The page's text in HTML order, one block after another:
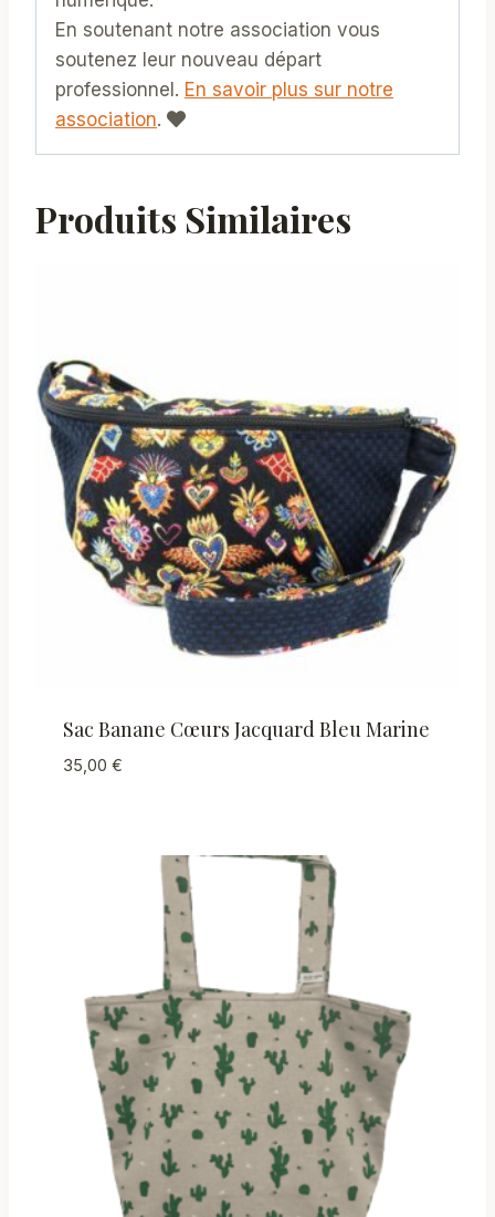
En soutenant notre association vous
soutenez leur nouveau départ
professionnel. En savoir plus sur notre
association.
Produits Similaires
Sac Banane Cœurs Jacquard Bleu Marine
35,00 €